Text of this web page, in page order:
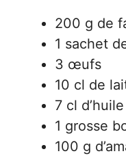
200 g de
1 sachet
3 œufs
10 cl de
7 cl
1 grosse
100 g